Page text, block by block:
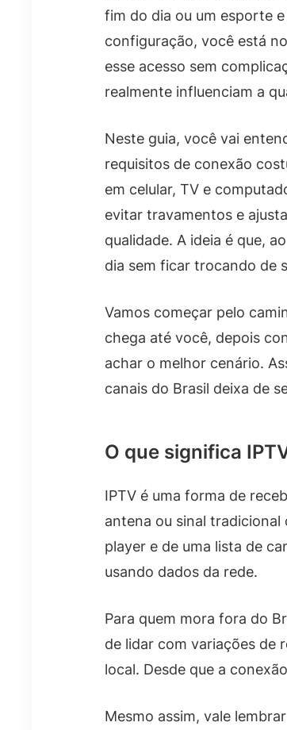
fim do dia ou um esporte
configuração, você está
esse acesso sem
realmente influenciam a
Neste guia, você vai
requisitos de conexão
em celular, TV e
evitar travamentos e
qualidade. A ideia é que,
dia sem ficar trocando de
Vamos começar pelo
chega até você, depois
achar o melhor cenário.
canais do Brasil deixa de
O que significa
IPTV é uma forma de
antena ou sinal tradicional
player e de uma lista de
usando dados da rede.
Para quem mora fora do
de lidar com variações de
local. Desde que a
Mesmo assim, vale